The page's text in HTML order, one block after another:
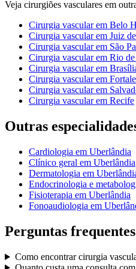
Veja cirurgiões vasculares em
Cirurgia vascularem Belo
Cirurgia vascularem Juiz
Cirurgia vascularem São
Cirurgia vascularem Rio
Cirurgia vascularem
Cirurgia vascularem
Cirurgia vascularem
Cirurgia vascularem Recife
Outras
Cardiologia em Uberlândia
Clínico geral em Uberlândia
Dermatologia em
Endocrinologia e
Fisioterapia em Uberlândia
Fonoaudiologia em
Perguntas frequentes
Como encontrarcirurgia